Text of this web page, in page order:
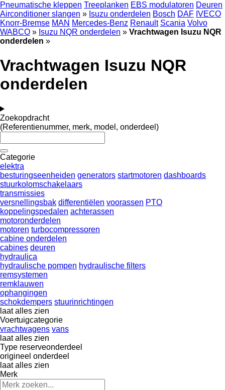
Pneumatische kleppen Treeplanken EBS modulatoren Deuren
Airconditioner slangen » Isuzu onderdelen Bosch DAF IVECO
Knorr-Bremse MAN Mercedes-Benz Renault Scania Volvo
WABCO » Isuzu NQR onderdelen » Vrachtwagen Isuzu NQR
onderdelen »
Vrachtwagen Isuzu NQR
onderdelen
Zoekopdracht
(Referentienummer, merk, model, onderdeel)
Categorie
elektra
besturingseenheiden generators startmotoren dashboards
stuurkolomschakelaars
transmissies
versnellingsbak differentiëlen voorassen PTO
koppelingspedalen achterassen
motoronderdelen
motoren turbocompressoren
cabine onderdelen
cabines deuren
hydraulica
hydraulische pompen hydraulische filters
remsystemen
remklauwen
ophangingen
schokdempers stuurinrichtingen
laat alles zien
Voertuigcategorie
vrachtwagens vans
laat alles zien
Type reserveonderdeel
origineel onderdeel
laat alles zien
Merk